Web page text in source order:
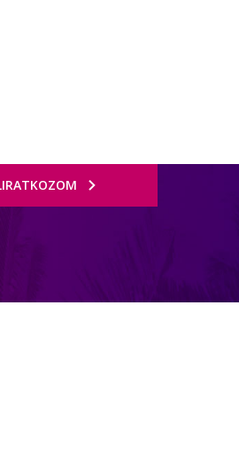
(légkondicionált) gondoskodik a
A változtatások előzetes értesítés nélkül